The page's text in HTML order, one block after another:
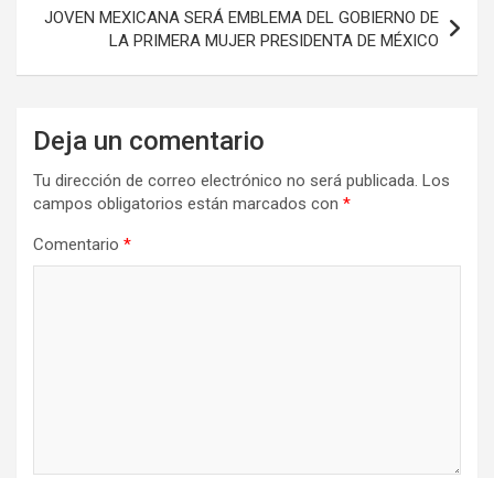
JOVEN MEXICANA SERÁ EMBLEMA DEL GOBIERNO DE
LA PRIMERA MUJER PRESIDENTA DE MÉXICO
Deja un comentario
Tu dirección de correo electrónico no será publicada. Los
campos obligatorios están marcados con *
Comentario *